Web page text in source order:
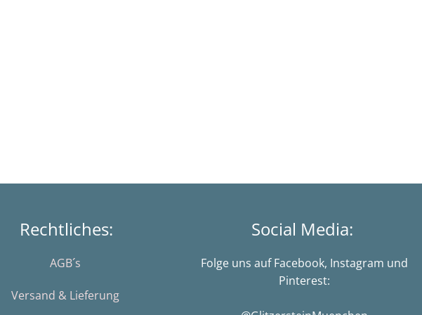
Rechtliches:
AGB´s
Versand & Lieferung
Social Media:
Folge uns auf Facebook, Instagram und
Pinterest: